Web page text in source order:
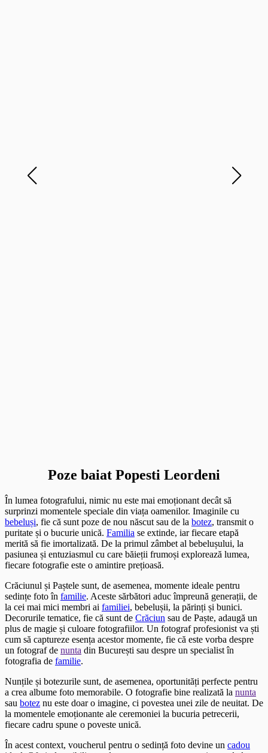
Poze baiat Popesti Leordeni
În lumea fotografului, nimic nu este mai emoționant decât să
surprinzi momentele speciale din viața oamenilor. Imaginile cu
bebeluși, fie că sunt poze de nou născut sau de la botez, transmit o
puritate și o bucurie unică. Familia se extinde, iar fiecare etapă
merită să fie imortalizată. De la primul zâmbet al bebelușului, la
pasiunea și entuziasmul cu care băieții frumoși explorează lumea,
fiecare fotografie este o amintire prețioasă.
Crăciunul și Paștele sunt, de asemenea, momente ideale pentru
sedințe foto în familie. Aceste sărbători aduc împreună generații, de
la cei mai mici membri ai familiei, bebelușii, la părinți și bunici.
Decorurile tematice, fie că sunt de Crăciun sau de Paște, adaugă un
plus de magie și culoare fotografiilor. Un fotograf profesionist va ști
cum să captureze esența acestor momente, fie că este vorba despre
un fotograf de nunta din București sau despre un specialist în
fotografia de familie.
Nunțile și botezurile sunt, de asemenea, oportunități perfecte pentru
a crea albume foto memorabile. O fotografie bine realizată la nunta
sau botez nu este doar o imagine, ci povestea unei zile de neuitat. De
la momentele emoționante ale ceremoniei la bucuria petrecerii,
fiecare cadru spune o poveste unică.
În acest context, voucherul pentru o sedință foto devine un cadou